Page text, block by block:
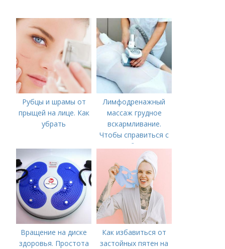
Рубцы и шрамы от
прыщей на лице. Как
убрать
Лимфодренажный
массаж грудное
вскармливание.
Чтобы справиться с
нагрубанием,
необходимо
предпринять
следующие действия:
Вращение на диске
здоровья. Простота
Как избавиться от
застойных пятен на